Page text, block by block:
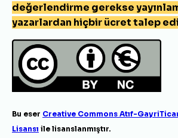
değerlendirme gerekse
yazarlardan hiçbir ücret talep
Bu eser Creative Commons Atıf-
Lisansı ile lisanslanmıştır.